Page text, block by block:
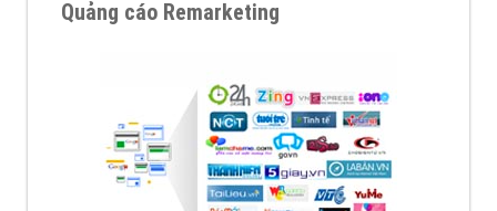
VietAds cùng bạn tìm hiểu về các hình thức
chạy quảng cáo facebook, ưu và nhược điểm của
quảng cáo facebook hiện nay.